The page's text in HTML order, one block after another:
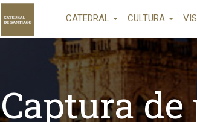
CATEDRAL CULTURA
Captura